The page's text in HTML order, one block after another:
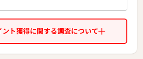
込みください！
ント獲得に関する調査について